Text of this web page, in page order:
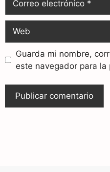
Guarda mi nombre,
este navegador para